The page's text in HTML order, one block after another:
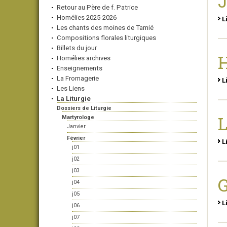
Retour au Père de f. Patrice
Homélies 2025-2026
Les chants des moines de Tamié
Compositions florales liturgiques
Billets du jour
Homélies archives
Enseignements
La Fromagerie
Les Liens
La Liturgie
Dossiers de Liturgie
Martyrologe
Janvier
Février
j01
j02
j03
j04
j05
j06
j07